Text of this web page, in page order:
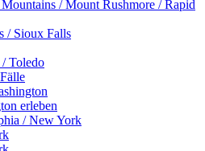
/ Mount Rushmore / Rapid
/ Sioux Falls
Toledo
erleben
/ New York